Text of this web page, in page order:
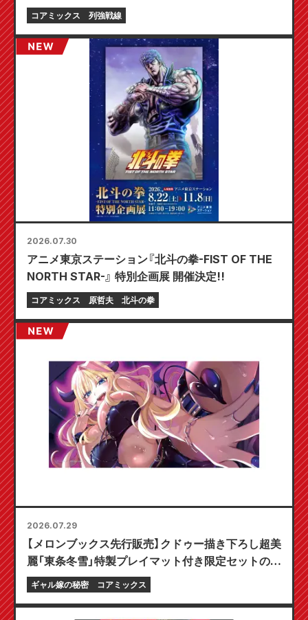
定フェアが8月20日より開催決定！
コアミックス 列強戦線
2026.07.30
アニメ東京ステーション『北斗の拳-FIST OF THE
NORTH STAR-』 特別企画展 開催決定!!
コアミックス 原哲夫 北斗の拳
2026.07.29
【メロンブックス先行販売】クドゥー描き下ろし超美
麗「東条冬雪」特製プレイマット付き限定セットの予
約受付開始！『ギャル嫁の秘密』最新第6巻が10月20
日発売予定！
ギャル嫁の秘密 コアミックス